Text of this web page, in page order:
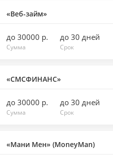
«Веб-займ»
до 30000 р.
Сумма
до 30 дней
Срок
«СМСФИНАНС»
до 30000 р.
Сумма
до 30 дней
Срок
«Мани Мен» (MoneyMan)